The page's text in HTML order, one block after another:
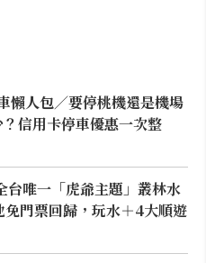
懶人包／要停桃機還是機場
信用卡停車優惠一次整
台唯一「虎爺主題」叢林水
門票回歸，玩水＋4大順遊